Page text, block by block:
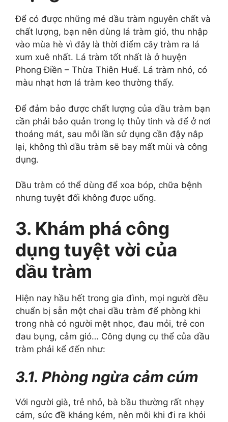
Để có được những mẻ dầu tràm nguyên chất và
chất lượng, bạn nên dùng lá tràm gió, thu nhập
vào mùa hè vì đây là thời điểm cây tràm ra lá
xum xuê nhất. Lá tràm tốt nhất là ở huyện
Phong Điền – Thừa Thiên Huế. Lá tràm nhỏ, có
màu nhạt hơn lá tràm keo thường thấy.
Để đảm bảo được chất lượng của dầu tràm bạn
cần phải bảo quản trong lọ thủy tinh và để ở nơi
thoáng mát, sau mỗi lần sử dụng cần đậy nắp
lại, không thì dầu tràm sẽ bay mất mùi và công
dụng.
Dầu tràm có thể dùng để xoa bóp, chữa bệnh
nhưng tuyệt đối không được uống.
3. Khám phá công
dụng tuyệt vời của
dầu tràm
Hiện nay hầu hết trong gia đình, mọi người đều
chuẩn bị sẵn một chai dầu tràm để phòng khi
trong nhà có người mệt nhọc, đau mỏi, trẻ con
đau bụng, cảm gió… Công dụng cụ thể của dầu
tràm phải kể đến như:
3.1. Phòng ngừa cảm cúm
Với người già, trẻ nhỏ, bà bầu thường rất nhạy
cảm, sức đề kháng kém, nên mỗi khi đi ra khỏi